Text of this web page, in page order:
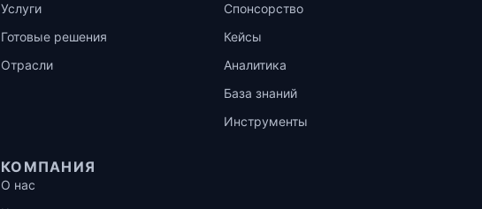
Услуги
Готовые решения
Отрасли
Спонсорство
Кейсы
Аналитика
База знаний
Инструменты
КОМПАНИЯ
О нас